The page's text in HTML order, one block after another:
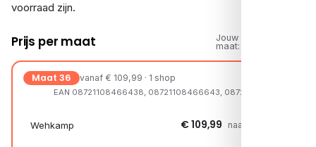
voorraad zijn.
Prijs per maat
Jouw
maat:
Maat 36 vanaf € 109,99 · 1 shop
EAN 08721108466438, 08721108466643, 08721108203361
Wehkamp € 109,99 naar shop →